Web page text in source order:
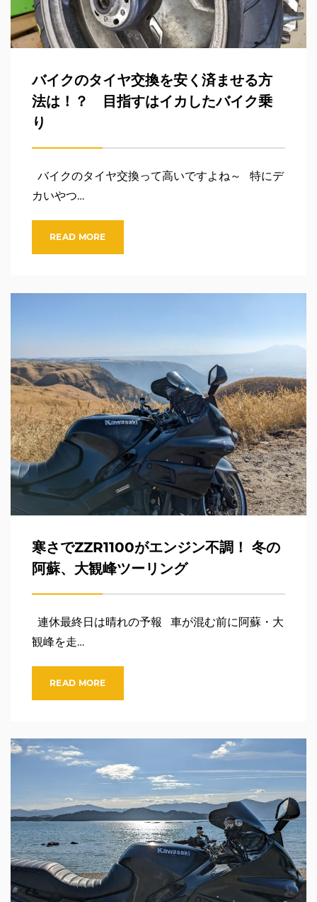
バイクのタイヤ交換を安く済ませる方
法は！？ 目指すはイカしたバイク乗
り
バイクのタイヤ交換って高いですよね～ 特にデ
カいやつ…
READ MORE
寒さでZZR1100がエンジン不調！ 冬の
阿蘇、大観峰ツーリング
連休最終日は晴れの予報 車が混む前に阿蘇・大
観峰を走…
READ MORE